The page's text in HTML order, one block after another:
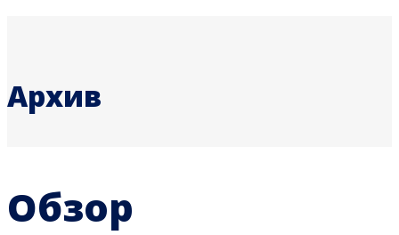
Архив
Обзор